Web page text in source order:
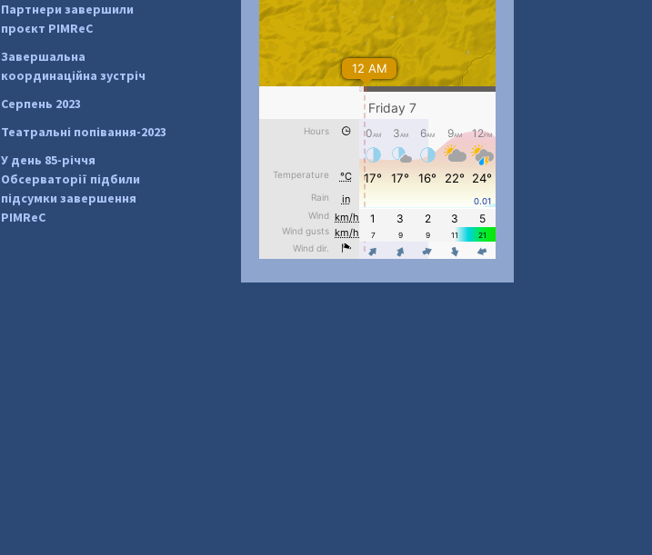
#PipIvanToday ...
pimrec_project
Партнери завершили
проєкт PIMReC
Завершальна
координаційна зустріч
Серпень 2023
Театральні попівання-2023
У день 85-річчя
Обсерваторії підбили
підсумки завершення
PIMReC